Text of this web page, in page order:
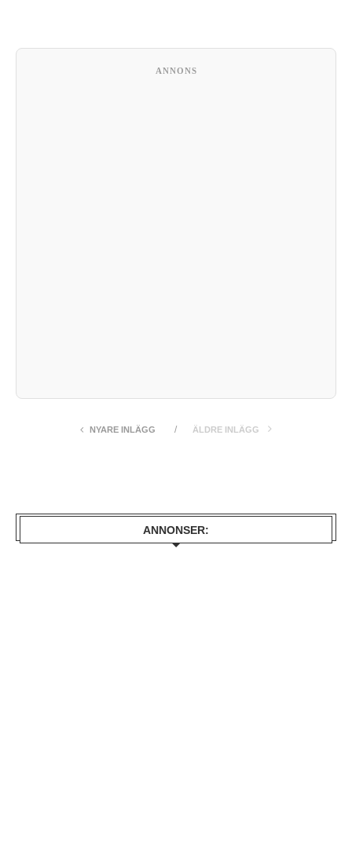
ANNONS
NYARE INLÄGG ÄLDRE INLÄGG
ANNONSER: